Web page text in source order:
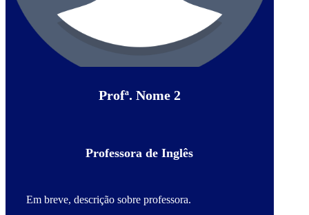
Profª. Nome 2
Professora de Inglês
Em breve, descrição sobre professora.